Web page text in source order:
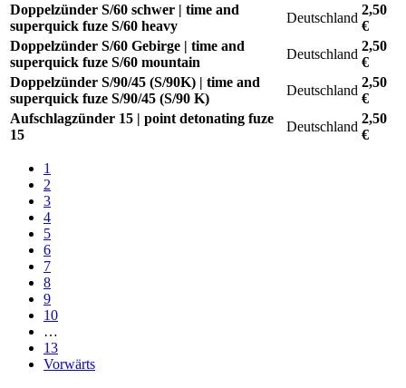
Doppelzünder S/60 schwer | time and
superquick fuze S/60 heavy
Deutschland
2,50
€
Doppelzünder S/60 Gebirge | time and
superquick fuze S/60 mountain
Deutschland
2,50
€
Doppelzünder S/90/45 (S/90K) | time and
superquick fuze S/90/45 (S/90 K)
Deutschland
2,50
€
Aufschlagzünder 15 | point detonating fuze
15
Deutschland
2,50
€
1
2
3
4
5
6
7
8
9
10
…
13
Vorwärts